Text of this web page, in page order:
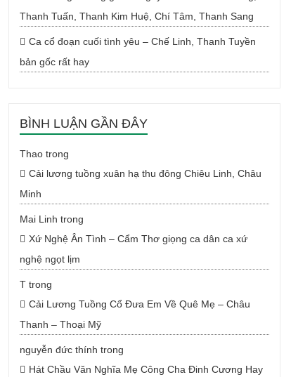
Thanh Tuấn, Thanh Kim Huệ, Chí Tâm, Thanh Sang
Ca cổ đoạn cuối tình yêu – Chế Linh, Thanh Tuyền
bản gốc rất hay
BÌNH LUẬN GẦN ĐÂY
Thaotrong
Cải lương tuồng xuân hạ thu đông Chiêu Linh, Châu
Minh
Mai Linh trong
Xứ Nghệ Ân Tình – Cẩm Thơ giọng ca dân ca xứ
nghệ ngọt lịm
Ttrong
Cải Lương Tuồng Cổ Đưa Em Về Quê Mẹ – Châu
Thanh – Thoại Mỹ
nguyễn đức thính trong
Hát Chầu Văn Nghĩa Mẹ Công Cha Đinh Cương Hay